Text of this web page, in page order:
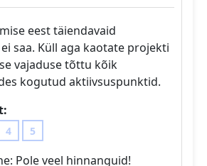
eest täiendavaid
saa. Küll aga kaotate projekti
vajaduse tõttu kõik
kogutud aktiivsuspunktid.
4 5
Pole veel hinnanguid!